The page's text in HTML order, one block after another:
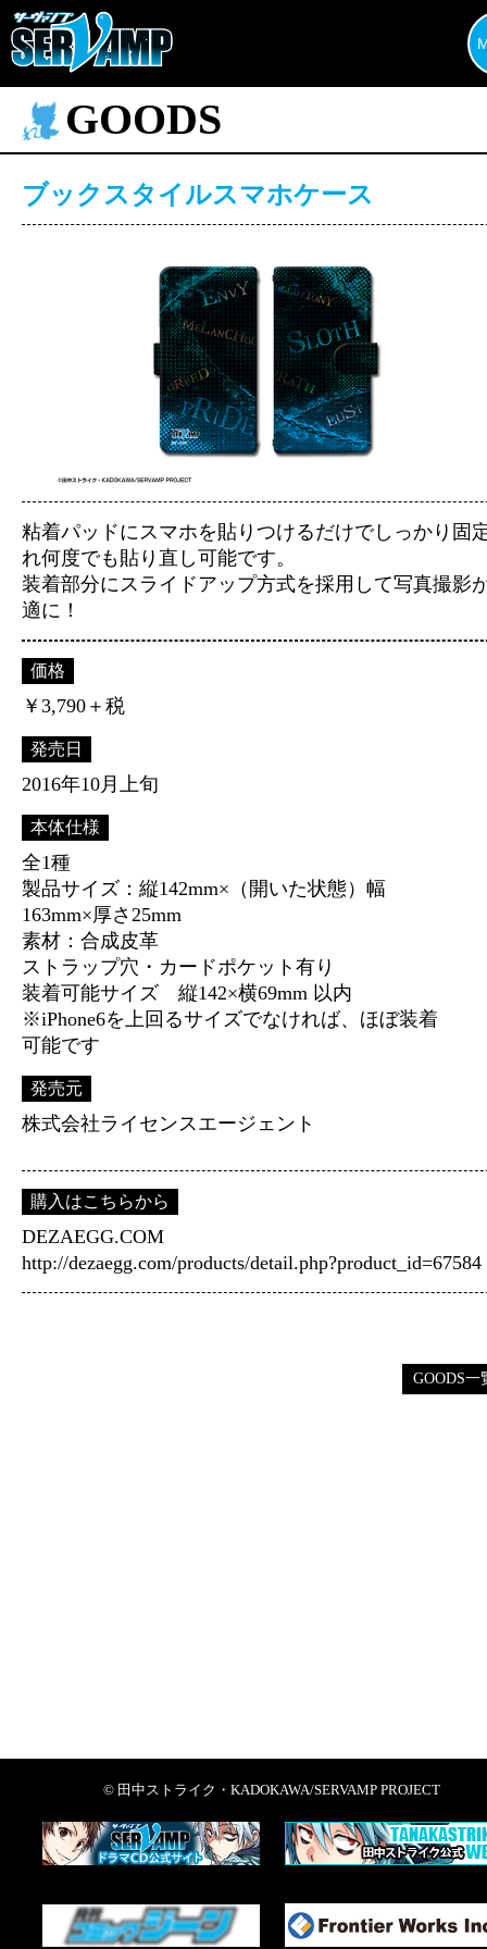
GOODS
ブックスタイルスマホケース
粘着パッドにスマホを貼りつけるだけでしっかり固
れ何度でも貼り直し可能です。
装着部分にスライドアップ方式を採用して写真撮影
適に！
価格
￥3,790＋税
発売日
2016年10月上旬
本体仕様
全1種
製品サイズ：縦142mm×（開いた状態）幅
163mm×厚さ25mm
素材：合成皮革
ストラップ穴・カードポケット有り
装着可能サイズ 縦142×横69mm 以内
※iPhone6を上回るサイズでなければ、ほぼ装着
可能です
発売元
株式会社ライセンスエージェント
購入はこちらから
DEZAEGG.COM
http://dezaegg.com/products/detail.php?product_id=67584
GOODS一
© 田中ストライク・KADOKAWA/SERVAMP PROJECT